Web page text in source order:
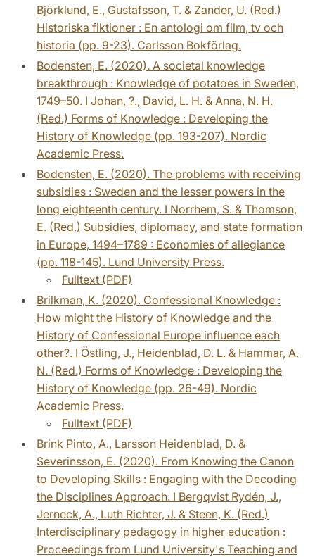
Björklund, E., Gustafsson, T. & Zander, U. (Red.)
Historiska fiktioner : En antologi om film, tv och
historia (pp. 9-23). Carlsson Bokförlag.
Bodensten, E. (2020). A societal knowledge
breakthrough : Knowledge of potatoes in Sweden,
1749–50. I Johan, ?., David, L. H. & Anna, N. H.
(Red.) Forms of Knowledge : Developing the
History of Knowledge (pp. 193-207). Nordic
Academic Press.
Bodensten, E. (2020). The problems with receiving
subsidies : Sweden and the lesser powers in the
long eighteenth century. I Norrhem, S. & Thomson,
E. (Red.) Subsidies, diplomacy, and state formation
in Europe, 1494–1789 : Economies of allegiance
(pp. 118-145). Lund University Press.
Fulltext (PDF)
Brilkman, K. (2020). Confessional Knowledge :
How might the History of Knowledge and the
History of Confessional Europe influence each
other?. I Östling, J., Heidenblad, D. L. & Hammar, A.
N. (Red.) Forms of Knowledge : Developing the
History of Knowledge (pp. 26-49). Nordic
Academic Press.
Fulltext (PDF)
Brink Pinto, A., Larsson Heidenblad, D. &
Severinsson, E. (2020). From Knowing the Canon
to Developing Skills : Engaging with the Decoding
the Disciplines Approach. I Bergqvist Rydén, J.,
Jerneck, A., Luth Richter, J. & Steen, K. (Red.)
Interdisciplinary pedagogy in higher education :
Proceedings from Lund University's Teaching and